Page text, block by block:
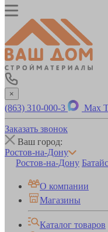
×
(863) 310-000-3 Max
Заказать звонок
Ваш город:
Ростов-на-Дону
Ростов-на-Дону
О компании
Магазины
Каталог товаров